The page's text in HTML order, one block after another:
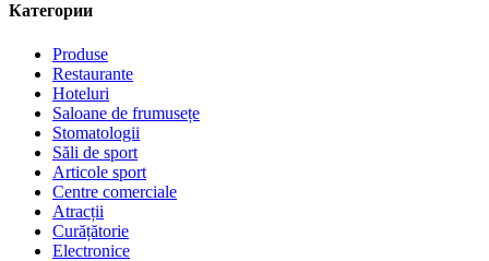
Категории
Produse
Restaurante
Hoteluri
Saloane de frumusețe
Stomatologii
Săli de sport
Articole sport
Centre comerciale
Atracții
Curățătorie
Electronice